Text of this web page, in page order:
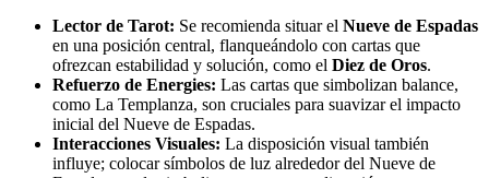
Lector de Tarot: Se recomienda situar el Nueve de Espadas
en una posición central, flanqueándolo con cartas que
ofrezcan estabilidad y solución, como el Diez de Oros.
Refuerzo de Energies: Las cartas que simbolizan balance,
como La Templanza, son cruciales para suavizar el impacto
inicial del Nueve de Espadas.
Interacciones Visuales: La disposición visual también
influye; colocar símbolos de luz alrededor del Nueve de